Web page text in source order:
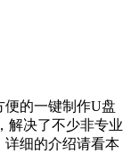
便的一键制作U盘
解决了不少非专业
详细的介绍请看本